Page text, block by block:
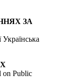
ЗА
Українська
on Public